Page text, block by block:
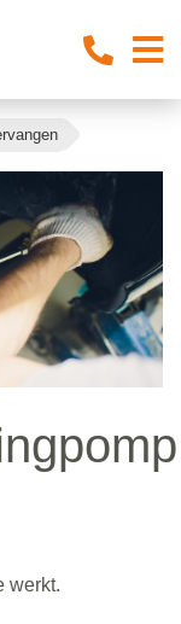
werkt.